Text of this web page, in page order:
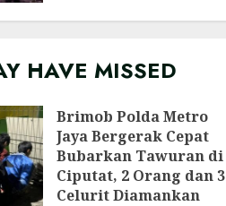
HAVE MISSED
Brimob Polda Metro
Jaya Bergerak Cepat
Bubarkan Tawuran di
Ciputat, 2 Orang dan 3
Celurit Diamankan